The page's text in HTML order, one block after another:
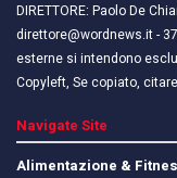
DIRETTORE: Paolo De
direttore@wordnews.it -
esterne si intendono
Copyleft, Se copiato,
Navigate Site
Alimentazione &